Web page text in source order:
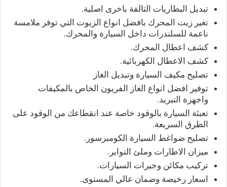
تبديل البطاريات التالفة باخرى اصلية.
تغير زيت المحرك بافضل انواع الزيوت التي توفر ملامسة
ناعمة للسلندرات داخل السيارة والمحرك.
كشف اعطال المحرك.
كشف الاعطال الكهربائية.
تصليح مكيف السيارة وتبديل الغاز
توفير افضل انواع الغاز الفريون الخاص بالمكيفات
واجهزة التبريد.
تعبئة السيارة بالوقود خاصة عند انقطاعك من الوقود على
الطرق السريعة.
تصليح ضواغط السيارة الكومبرسور.
ميزان الاطارات وملئ التواير.
تركيب مكائن وجيرات السيارات.
اسعار رخيصة وضمان عالي المستوى.